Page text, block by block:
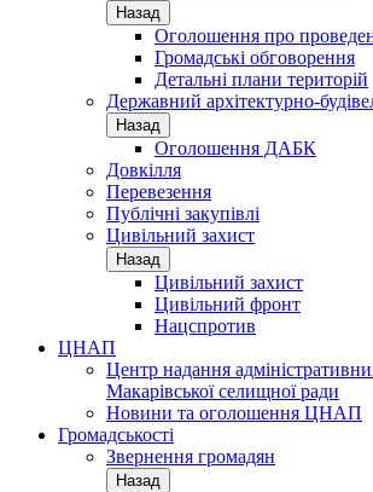
Назад
Оголошення про
Громадські обговорення
Детальні плани територій
Державний архітектурно-
Назад
Оголошення ДАБК
Довкілля
Перевезення
Публічні закупівлі
Цивільний захист
Назад
Цивільний захист
Цивільний фронт
Нацспротив
ЦНАП
Центр надання
Макарівської селищної ради
Новини та оголошення ЦНАП
Громадськості
Звернення громадян
Назад